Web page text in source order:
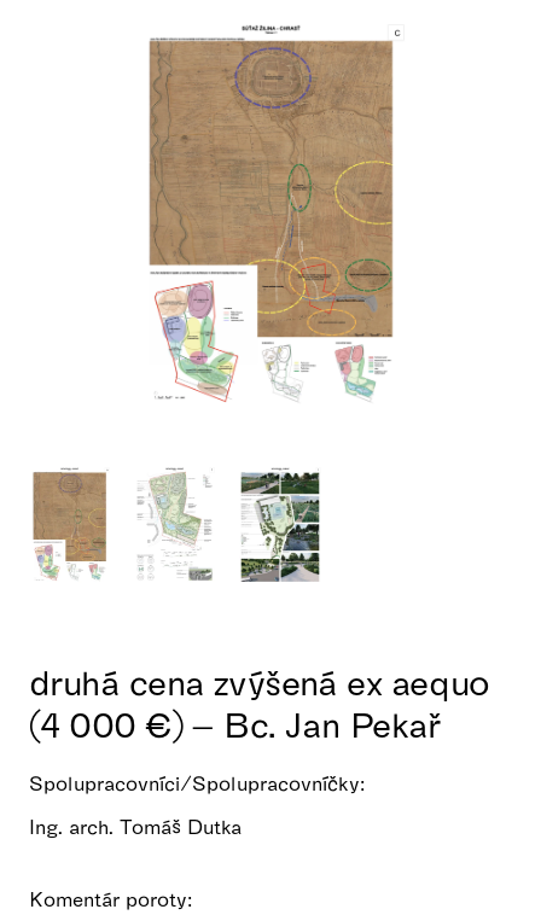
druhá cena zvýšená ex aequo
(4 000 €) – Bc. Jan Pekař
Spolupracovníci/Spolupracovníčky:
Ing. arch. Tomáš Dutka
Komentár poroty: